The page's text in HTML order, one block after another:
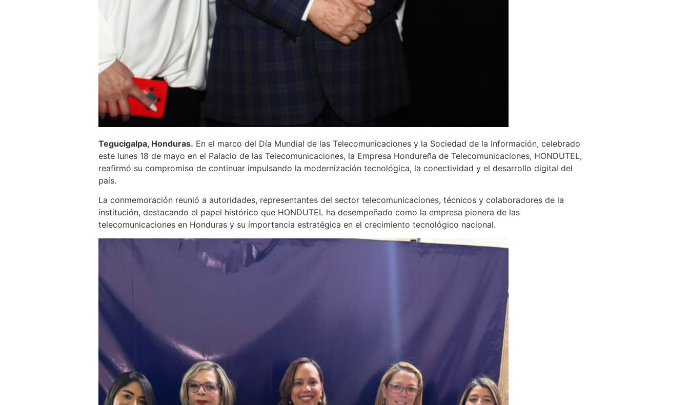
Tegucigalpa, Honduras. En el marco del Día Mundial de las Telecomunicaciones y la Sociedad de la Información, celebrado
este lunes 18 de mayo en el Palacio de las Telecomunicaciones, la Empresa Hondureña de Telecomunicaciones, HONDUTEL,
reafirmó su compromiso de continuar impulsando la modernización tecnológica, la conectividad y el desarrollo digital del
país.
La conmemoración reunió a autoridades, representantes del sector telecomunicaciones, técnicos y colaboradores de la
institución, destacando el papel histórico que HONDUTEL ha desempeñado como la empresa pionera de las
telecomunicaciones en Honduras y su importancia estratégica en el crecimiento tecnológico nacional.